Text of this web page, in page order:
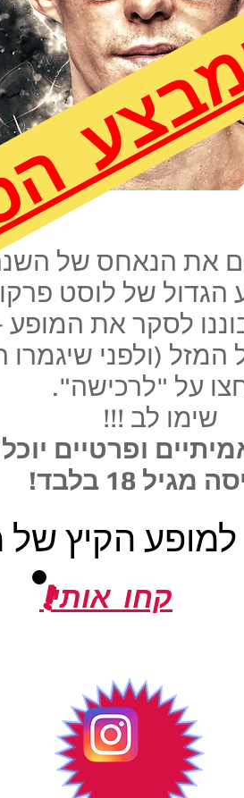
את הנאחס של
הגדול של לוסט
לסקר את המופע
(ולפני שיגמרו
על "לרכישה".
שימו לב !!!
ופרטיים
מגיל 18 בלבד!
למופע הקיץ
!קחו אותי